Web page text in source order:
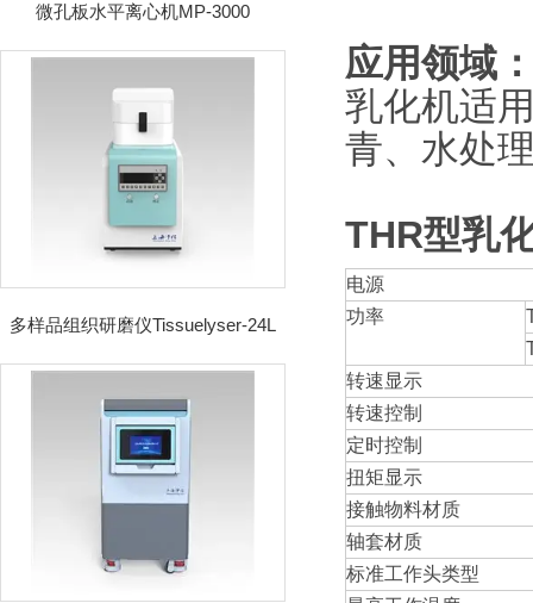
微孔板水平离心机MP-3000
多样品组织研磨仪Tissuelyser-24L
应用领域
乳化机适
青、水处
THR型乳
电源
功率
转速显示
转速控制
定时控制
扭矩显示
接触物料材质
轴套材质
标准工作头类型